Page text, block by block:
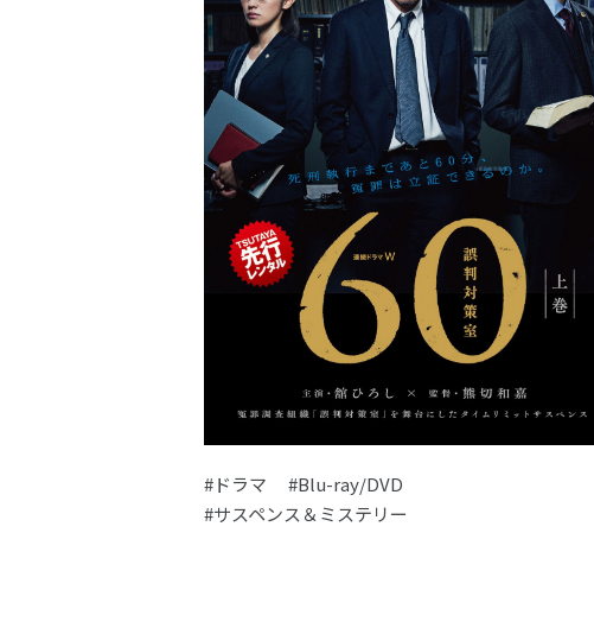
#ドラマ
#Blu-ray/DVD
#サスペンス＆ミステリー